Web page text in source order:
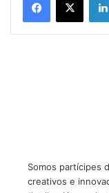
Somos partícipes
creativos e